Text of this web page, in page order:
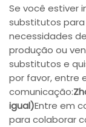
Se você estiver
substitutos
necessidades
produção ou
substitutos e
por favor, entre
comunicação:
igual)Entre em
para colaborar